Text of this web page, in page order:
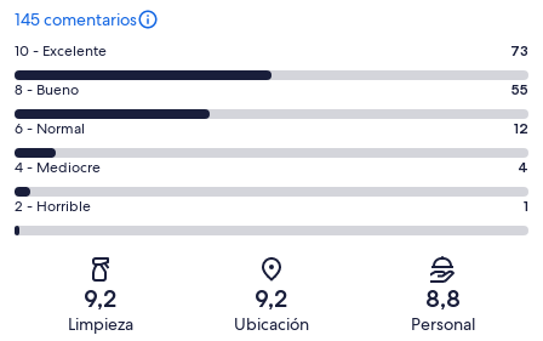
145 comentarios
73
comentarios
de
un
total
de
145
con
puntuación
10 - Excelente 73
55
comentarios
de
un
total
de
puntuación
8 - Bueno 55
12
comentarios
de
un
total
6 - Normal 12
4
comentarios
de
4 - Mediocre 4
1
comentarios
2 - Horrible 1
9,2
Limpieza
9,2
Ubicación
8,8
Personal